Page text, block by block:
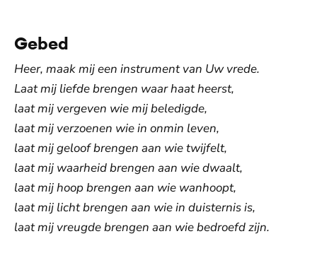
Gebed
Heer, maak mij een instrument van Uw vrede.
Laat mij liefde brengen waar haat heerst,
laat mij vergeven wie mij beledigde,
laat mij verzoenen wie in onmin leven,
laat mij geloof brengen aan wie twijfelt,
laat mij waarheid brengen aan wie dwaalt,
laat mij hoop brengen aan wie wanhoopt,
laat mij licht brengen aan wie in duisternis is,
laat mij vreugde brengen aan wie bedroefd zijn.